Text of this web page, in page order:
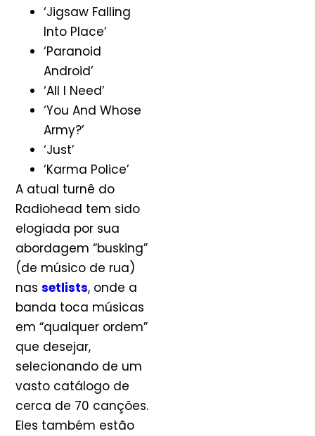
‘Jigsaw Falling
Into Place’
‘Paranoid
Android’
‘All I Need’
‘You And Whose
Army?’
‘Just’
‘Karma Police’
A atual turnê do
Radiohead tem sido
elogiada por sua
abordagem “busking”
(de músico de rua)
nas setlists, onde a
banda toca músicas
em “qualquer ordem”
que desejar,
selecionando de um
vasto catálogo de
cerca de 70 canções.
Eles também estão